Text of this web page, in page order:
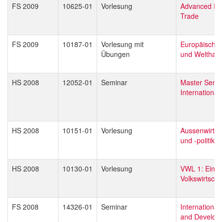
FS 2009 10625-01 Vorlesung
Advanced
Trade
FS 2009 10187-01
Vorlesung mit
Übungen
und
HS 2008 12052-01 Seminar
Master
International
HS 2008 10151-01 Vorlesung
und -politik
HS 2008 10130-01 Vorlesung
VWL 1:
FS 2008 14326-01 Seminar
International
and